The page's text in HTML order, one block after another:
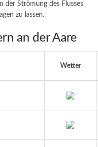
der Strömung des Flusses
zu lassen.
an der Aare
Wetter